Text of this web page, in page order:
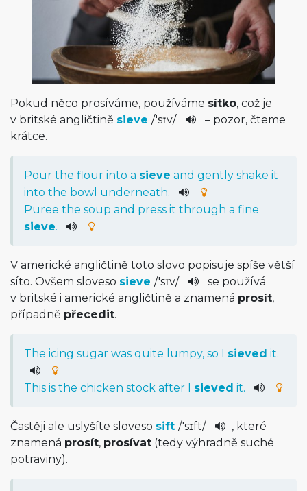
Pokud něco prosíváme, používáme sítko, což je
v britské angličtině sieve /'sɪv/
– pozor, čteme
krátce.
Pour the flour into a sieve and gently shake it
into the bowl underneath.
Puree the soup and press it through a fine
sieve.
V americké angličtině toto slovo popisuje spíše větší
síto. Ovšem sloveso sieve /'sɪv/
se používá
v britské i americké angličtině a znamená prosít,
případně přecedit.
The icing sugar was quite lumpy, so sieved it.
This is the chicken stock after sieved it.
Častěji ale uslyšíte sloveso sift /'sɪft/
, které
znamená prosít, prosívat (tedy výhradně suché
potraviny).